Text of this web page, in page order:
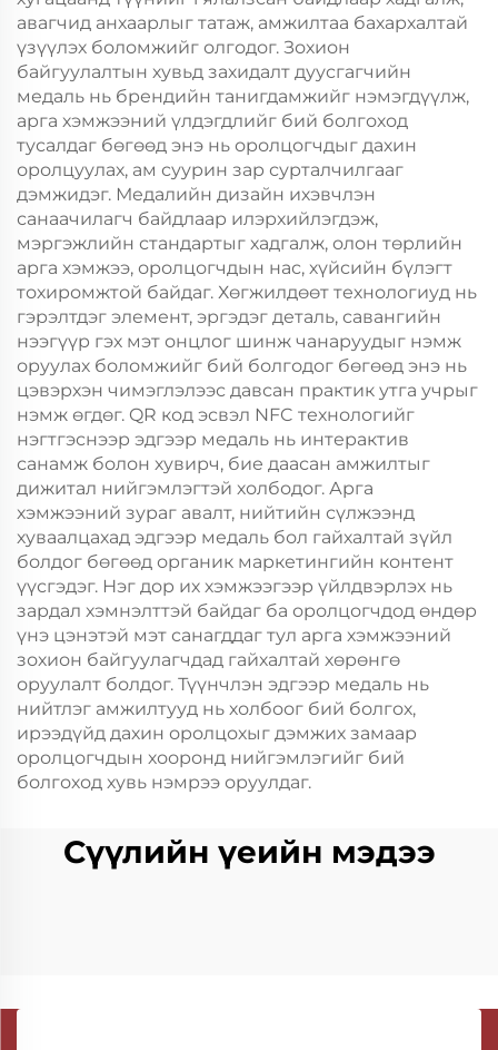
авагчид анхаарлыг татаж, амжилтаа бахархалтай
үзүүлэх боломжийг олгодог. Зохион
байгуулалтын хувьд захидалт дуусгагчийн
медаль нь брендийн танигдамжийг нэмэгдүүлж,
арга хэмжээний үлдэгдлийг бий болгоход
тусалдаг бөгөөд энэ нь оролцогчдыг дахин
оролцуулах, ам суурин зар сурталчилгааг
дэмжидэг. Медалийн дизайн ихэвчлэн
санаачилагч байдлаар илэрхийлэгдэж,
мэргэжлийн стандартыг хадгалж, олон төрлийн
арга хэмжээ, оролцогчдын нас, хүйсийн бүлэгт
тохиромжтой байдаг. Хөгжилдөөт технологиуд нь
гэрэлтдэг элемент, эргэдэг деталь, савангийн
нээгүүр гэх мэт онцлог шинж чанаруудыг нэмж
оруулах боломжийг бий болгодог бөгөөд энэ нь
цэвэрхэн чимэглэлээс давсан практик утга учрыг
нэмж өгдөг. QR код эсвэл NFC технологийг
нэгтгэснээр эдгээр медаль нь интерактив
санамж болон хувирч, бие даасан амжилтыг
дижитал нийгэмлэгтэй холбодог. Арга
хэмжээний зураг авалт, нийтийн сүлжээнд
хуваалцахад эдгээр медаль бол гайхалтай зүйл
болдог бөгөөд органик маркетингийн контент
үүсгэдэг. Нэг дор их хэмжээгээр үйлдвэрлэх нь
зардал хэмнэлттэй байдаг ба оролцогчдод өндөр
үнэ цэнэтэй мэт санагддаг тул арга хэмжээний
зохион байгуулагчдад гайхалтай хөрөнгө
оруулалт болдог. Түүнчлэн эдгээр медаль нь
нийтлэг амжилтууд нь холбоог бий болгох,
ирээдүйд дахин оролцохыг дэмжих замаар
оролцогчдын хооронд нийгэмлэгийг бий
болгоход хувь нэмрээ оруулдаг.
Сүүлийн үеийн мэдээ